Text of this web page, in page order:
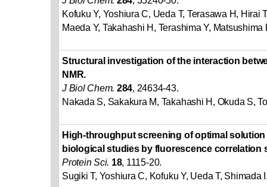
Kofuku Y, Yoshiura C, Ueda T, Terasawa H, Hirai
Maeda Y, Takahashi H, Terashima Y, Matsushima
Structural investigation of the interaction
NMR.
J Biol Chem. 284, 24634-43.
Nakada S, Sakakura M, Takahashi H, Okuda S,
High-throughput screening of optimal
biological studies by fluorescence correlation
Protein Sci. 18, 1115-20.
Sugiki T, Yoshiura C, Kofuku Y, Ueda T, Shimada